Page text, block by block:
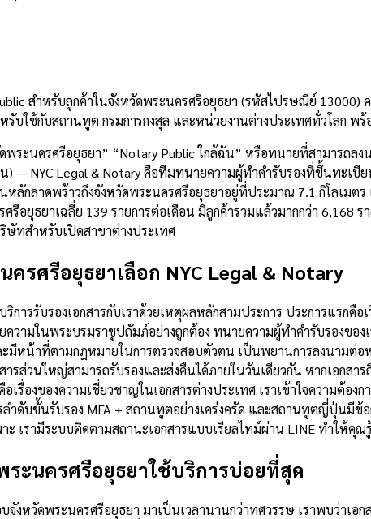
สำหรับลูกค้าในจังหวัดพระนครศรีอยุธยา (รหัสไปรษณีย์
บใช้กับสถานทูต กรมการกงสุล และหน่วยงานต่างประเทศทั่วโลก พ
พระนครศรีอยุธยา” “Notary Public ใกล้ฉัน” หรือทนายที่สามารถล
) — NYC Legal & Notary คือทีมทนายความผู้ทำคำรับรองที่ขึ้นทะเ
หลักลาดพร้าวถึงจังหวัดพระนครศรีอยุธยาอยู่ที่ประมาณ 7.1 กิโลเมต
ศรีอยุธยาเฉลี่ย 139 รายการต่อเดือน มีลูกค้ารวมแล้วมากกว่า
ษัทสำหรับเปิดสาขาต่างประเทศ
รศรีอยุธยาเลือก NYC Legal & Notary
การรับรองเอกสารกับเราด้วยเหตุผลหลักสามประการ ประการแร
ความในพระบรมราชูปถัมภ์อย่างถูกต้อง ทนายความผู้ทำคำรับรองข
มีหน้าที่ตามกฎหมายในการตรวจสอบตัวตน เป็นพยานการลงนามต่
รส่วนใหญ่สามารถรับรองและส่งคืนได้ภายในวันเดียวกัน หากเอกสา
เรื่องของความเชี่ยวชาญในเอกสารต่างประเทศ เราเข้าใจความ
ำดับขั้นรับรอง MFA + สถานทูตอย่างเคร่งครัด และสถานทูตญี่ปุ่นมี
ะ เรามีระบบติดตามสถานะเอกสารแบบเรียลไทม์ผ่าน LINE ทำให้
ระนครศรีอยุธยาใช้บริการบ่อยที่สุด
จังหวัดพระนครศรีอยุธยา มาเป็นเวลานานกว่าทศวรรษ เราพบว่าเ